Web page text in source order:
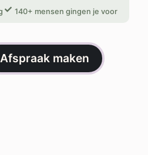
140+ mensen gingen je voor
Afspraak maken